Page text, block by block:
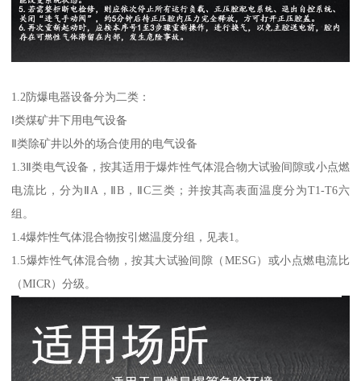
1.2防爆电器设备分为二类：
Ⅰ类煤矿井下用电气设备
Ⅱ类除矿井以外的场合使用的电气设备
1.3Ⅱ类电气设备，按其适用于爆炸性气体混合物大试验间隙或小点燃
电流比，分为ⅡA，ⅡB，ⅡC三类；并按其高表面温度分为T1-T6六
组。
1.4爆炸性气体混合物按引燃温度分组，见表1。
1.5爆炸性气体混合物，按其大试验间隙（MESG）或小点燃电流比
（MICR）分级。